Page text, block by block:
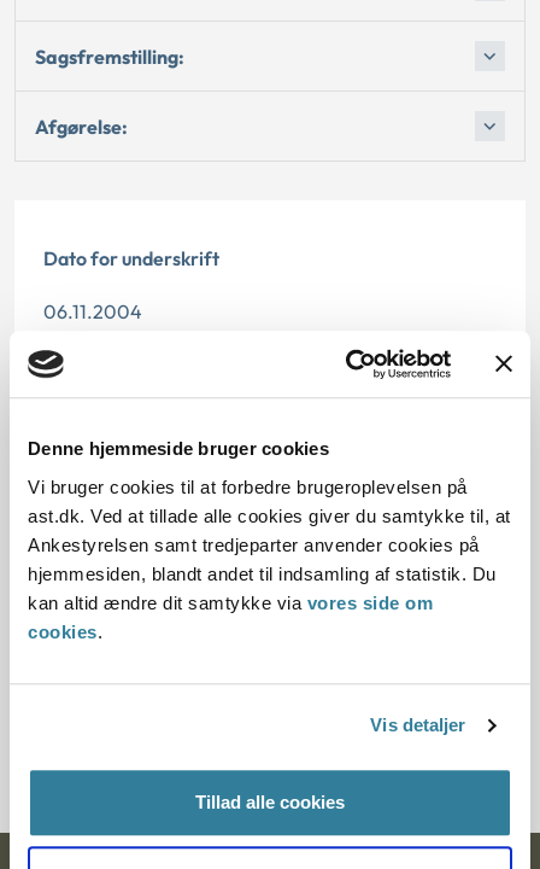
Denne hjemmeside bruger cookies
Vi bruger cookies til at forbedre brugeroplevelsen på
ast.dk. Ved at tillade alle cookies giver du samtykke til, at
Ankestyrelsen samt tredjeparter anvender cookies på
hjemmesiden, blandt andet til indsamling af statistik. Du
kan altid ændre dit samtykke via vores side om
cookies.
Vis detaljer
Tillad alle cookies
Sagsfremstilling:
Afgørelse:
Dato for underskrift
06.11.2004
Offentliggørelsesdato
2018, idet den er blevet erstattet af principafgørelse
11-18.
Paragraf
§ 109e § 129 § 67 § 67a § 109 § 109h